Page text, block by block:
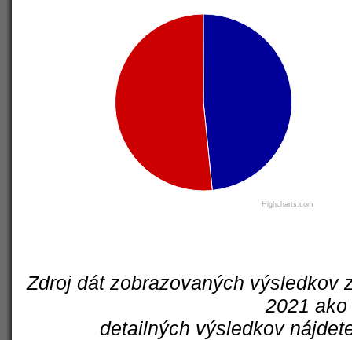
Highcharts.com
Zdroj dát zobrazovaných výsledkov
2021
detailných výsledkov